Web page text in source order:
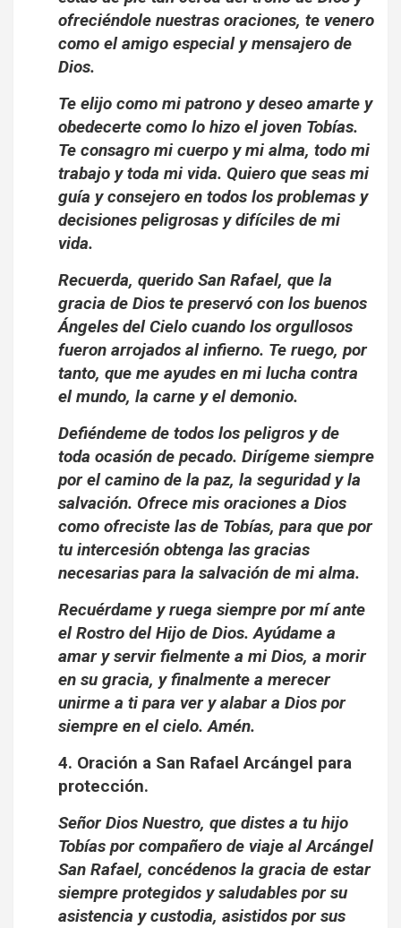
ofreciéndole nuestras oraciones, te venero
como el amigo especial y mensajero de
Dios.
Te elijo como mi patrono y deseo amarte y
obedecerte como lo hizo el joven Tobías.
Te consagro mi cuerpo y mi alma, todo mi
trabajo y toda mi vida. Quiero que seas mi
guía y consejero en todos los problemas y
decisiones peligrosas y difíciles de mi
vida.
Recuerda, querido San Rafael, que la
gracia de Dios te preservó con los buenos
Ángeles del Cielo cuando los orgullosos
fueron arrojados al infierno. Te ruego, por
tanto, que me ayudes en mi lucha contra
el mundo, la carne y el demonio.
Defiéndeme de todos los peligros y de
toda ocasión de pecado. Dirígeme siempre
por el camino de la paz, la seguridad y la
salvación. Ofrece mis oraciones a Dios
como ofreciste las de Tobías, para que por
tu intercesión obtenga las gracias
necesarias para la salvación de mi alma.
Recuérdame y ruega siempre por mí ante
el Rostro del Hijo de Dios. Ayúdame a
amar y servir fielmente a mi Dios, a morir
en su gracia, y finalmente a merecer
unirme a ti para ver y alabar a Dios por
siempre en el cielo. Amén.
4. Oración a San Rafael Arcángel para
protección.
Señor Dios Nuestro, que distes a tu hijo
Tobías por compañero de viaje al Arcángel
San Rafael, concédenos la gracia de estar
siempre protegidos y saludables por su
asistencia y custodia, asistidos por sus